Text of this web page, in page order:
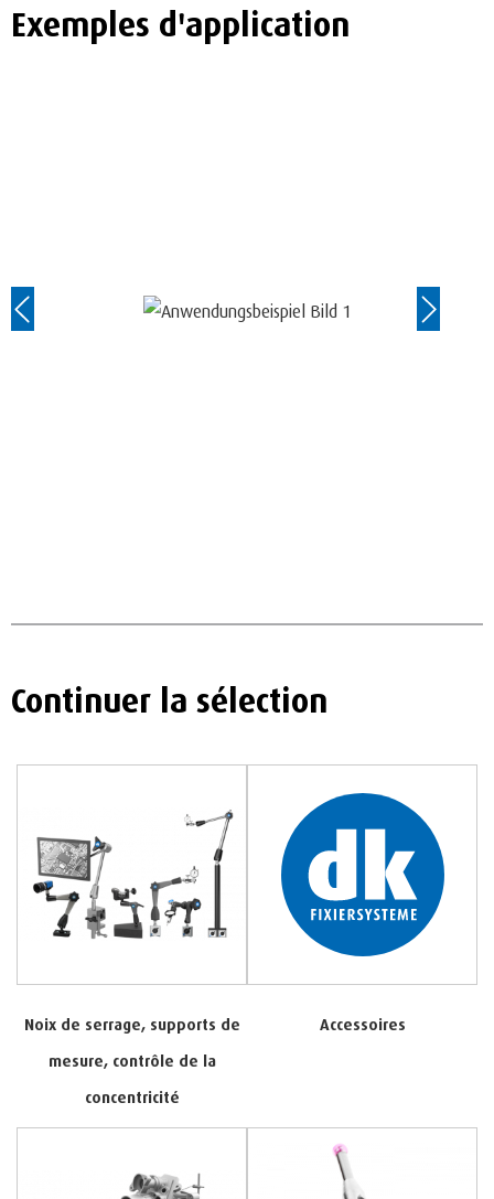
Exemples d'application
Continuer la sélection
Noix de serrage, supports de
mesure, contrôle de la
concentricité
Accessoires